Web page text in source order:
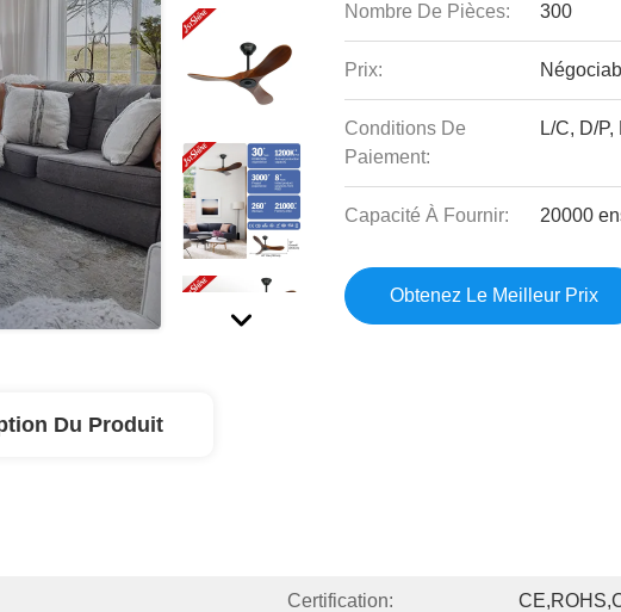
Nombre De Pièces: 300
Prix:
Conditions De
Paiement:
L/C, D/
Capacité À Fournir: 20000
Obtenez Le Meilleur Prix
Du Produit
Certification: